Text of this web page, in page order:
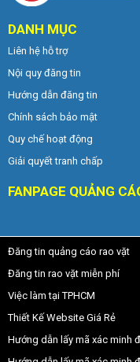
DANH MỤC
Liên hệ hỗ trợ
Nội quy đăng tin
Hướng dẫn đăng tin
Chính sách bảo mật
Quy chế hoạt động
Giải quyết tranh chấp
FANPAGE QUẢNG
Đăng tin quảng cáo rao vặt
Đăng tin rao vặt miễn phí
Việc làm tại TPHCM
Thiết Kế Website Giá Rẻ
Hướng dẫn lấy mã xác minh